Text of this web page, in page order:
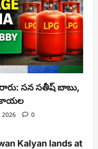
సన సతీష్ బాబు,
2026 0
Kalyan lands at